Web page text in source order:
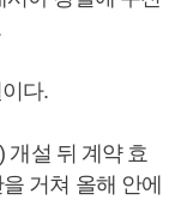
다.
개설 뒤 계약 효
거쳐 올해 안에